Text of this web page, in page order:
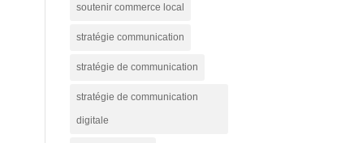
soutenir commerce local
stratégie communication
stratégie de communication
stratégie de communication
digitale